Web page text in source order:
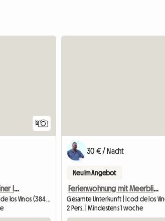
12
Ferienwohnung Mit Kleiner Innenhofterrasse In Icod De Los
Gesamte Unterkunft | Icod de los Vinos (38430) | 40 M2
30 € / Nacht
Neu im Angebot
Ferienwohnung mit Meerblick in Icod de los Vinos, Teneriffa
2 Pers. | Mindestens 1 woche